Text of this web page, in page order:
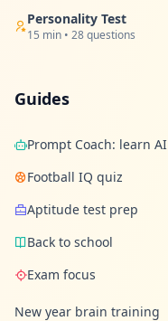
Personality Test
15 min • 28 questions
Guides
Prompt Coach: learn AI
Football IQ quiz
Aptitude test prep
Back to school
Exam focus
New year brain training